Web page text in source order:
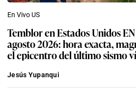
En Vivo US
Temblor en Estados Unidos
agosto 2026: hora exacta,
el epicentro del último sismo
Jesús Yupanqui